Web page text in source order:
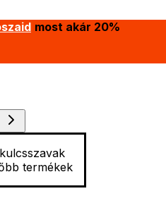
most akár 20%
termékek